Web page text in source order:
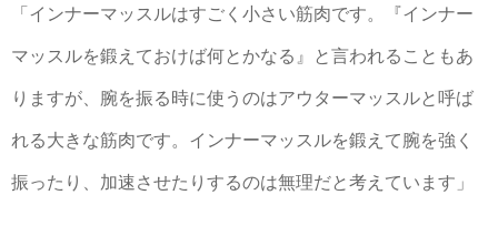
「インナーマッスルはすごく小さい筋肉です。『インナー
マッスルを鍛えておけば何とかなる』と言われることもあ
りますが、腕を振る時に使うのはアウターマッスルと呼ば
れる大きな筋肉です。インナーマッスルを鍛えて腕を強く
振ったり、加速させたりするのは無理だと考えています」